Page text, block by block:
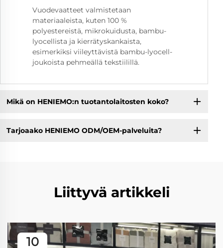
Vuodevaatteet valmistetaan
materiaaleista, kuten 100 %
polyestereistä, mikrokuidusta, bambu-
lyocellista ja kierrätyskankaista,
esimerkiksi viileyttävistä bambu-lyocell-
joukoista pehmeällä tekstiilillä.
Mikä on HENIEMO:n tuotantolaitosten koko?
Tarjoaako HENIEMO ODM/OEM-palveluita?
Liittyvä artikkeli
10